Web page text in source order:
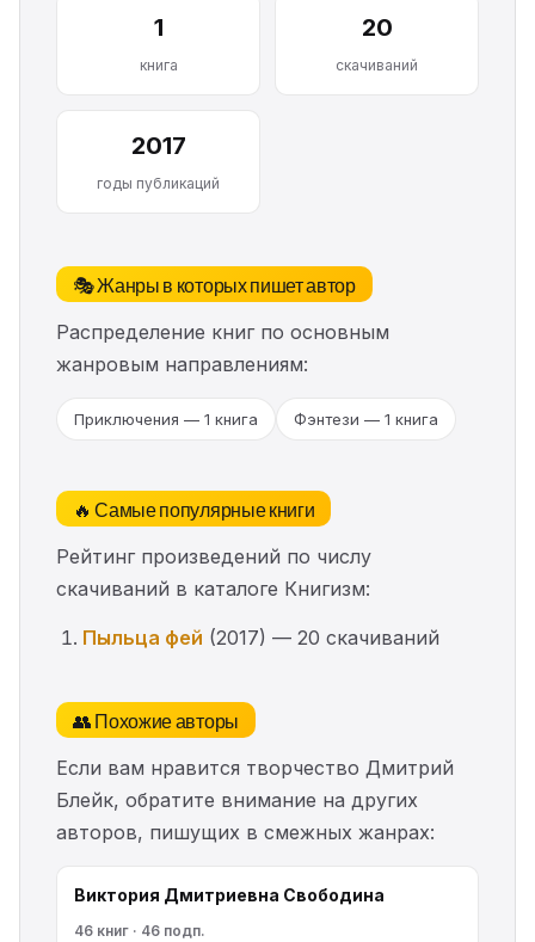
1
книга
20
скачиваний
2017
годы публикаций
🎭 Жанры в которых пишет автор
Распределение книг по основным
жанровым направлениям:
Приключения — 1 книга Фэнтези — 1 книга
🔥 Самые популярные книги
Рейтинг произведений по числу
скачиваний в каталоге Книгизм:
Пыльца фей (2017) — 20 скачиваний
👥 Похожие авторы
Если вам нравится творчество Дмитрий
Блейк, обратите внимание на других
авторов, пишущих в смежных жанрах:
Виктория Дмитриевна Свободина
46 книг · 46 подп.